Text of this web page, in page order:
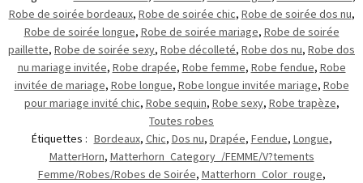
Robe de soirée bordeaux, Robe de soirée chic, Robe de soirée dos nu,
Robe de soirée longue, Robe de soirée mariage, Robe de soirée
paillette, Robe de soirée sexy, Robe décolleté, Robe dos nu, Robe dos
nu mariage invitée, Robe drapée, Robe femme, Robe fendue, Robe
invitée de mariage, Robe longue, Robe longue invitée mariage, Robe
pour mariage invité chic, Robe sequin, Robe sexy, Robe trapèze,
Toutes robes
Étiquettes : Bordeaux, Chic, Dos nu, Drapée, Fendue, Longue,
MatterHorn, Matterhorn_Category_/FEMME/V?tements
Femme/Robes/Robes de Soirée, Matterhorn_Color_rouge,